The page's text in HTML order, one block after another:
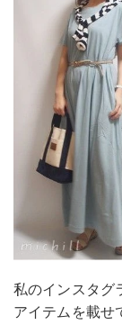
私のインスタグ
アイテムを載せ